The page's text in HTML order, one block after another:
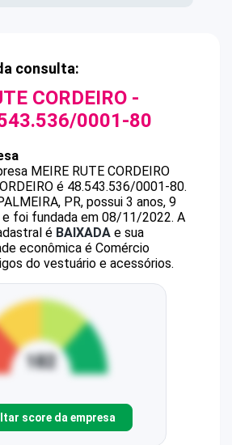
consulta:
CORDEIRO -
0001-80
MEIRE RUTE CORDEIRO
é 48.543.536/0001-80.
PR, possui 3 anos, 9
e foi fundada em 08/11/2022. A
é BAIXADA e sua
econômica é Comércio
do vestuário e acessórios.
score da empresa